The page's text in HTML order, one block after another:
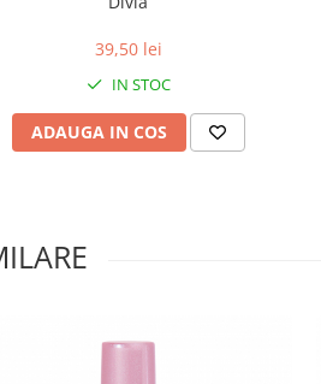
39,50 lei
IN STOC
ADAUGA IN COS